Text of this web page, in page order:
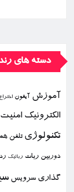
دسته های
آموزش آیفون اختراع
الكترونیك امنیت
تكنولوژی تلفن
دوربین ربات رباتیك
گذاری سرویس